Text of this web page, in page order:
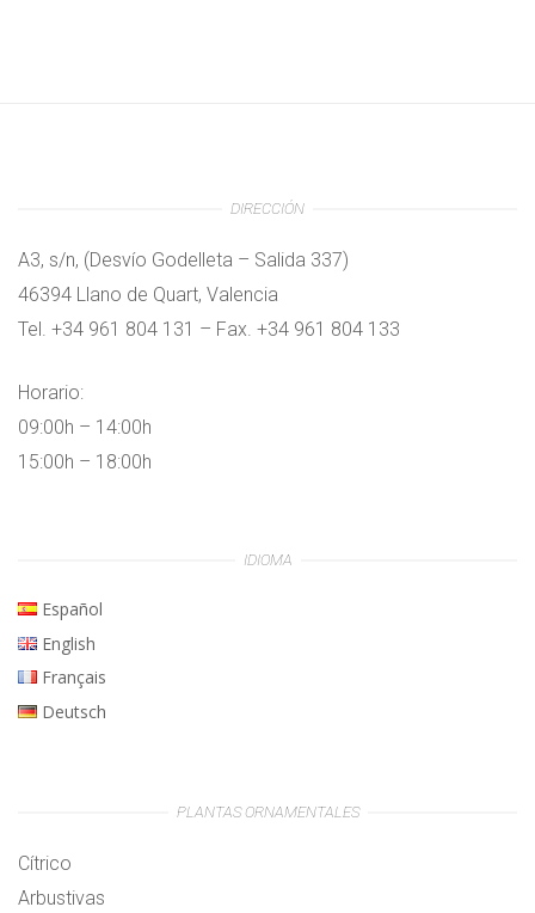
DIRECCIÓN
A3, s/n, (Desvío Godelleta – Salida 337)
46394 Llano de Quart, Valencia
Tel. +34 961 804 131 – Fax. +34 961 804 133
Horario:
09:00h – 14:00h
15:00h – 18:00h
IDIOMA
Español
English
Français
Deutsch
PLANTAS ORNAMENTALES
Cítrico
Arbustivas